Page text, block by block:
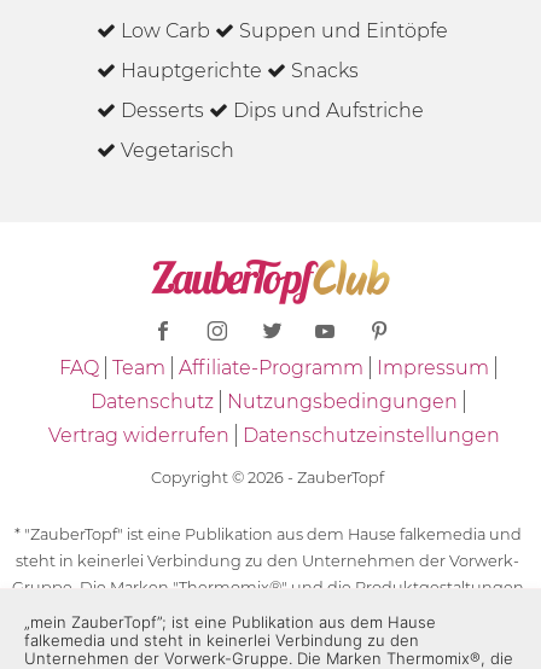
Low Carb
Suppen und Eintöpfe
Hauptgerichte
Snacks
Desserts
Dips und Aufstriche
Vegetarisch
FAQ Team Affiliate-Programm
Impressum
Datenschutz
Nutzungsbedingungen
Vertrag widerrufen
Datenschutzeinstellungen
Copyright © 2026 - ZauberTopf
* "ZauberTopf" ist eine Publikation aus dem Hause falkemedia und
steht in keinerlei Verbindung zu den Unternehmen der Vorwerk-
Gruppe. Die Marken "Thermomix®" und die Produktgestaltungen
des "Thermomix®" sind eingetragene Marken der Unternehmen
der Vorwerk-Gruppe. Die Marken Thermomix®, die Zeichen TM5®,
„mein ZauberTopf”; ist eine Publikation aus dem Hause
falkemedia und steht in keinerlei Verbindung zu den
Unternehmen der Vorwerk-Gruppe. Die Marken Thermomix®, die